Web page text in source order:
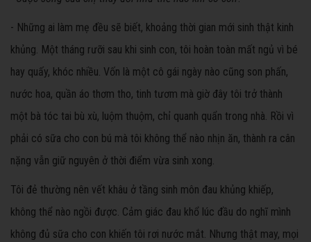
- Những ai làm mẹ đều sẽ biết, khoảng thời gian mới sinh thật kinh
khủng. Một tháng rưỡi sau khi sinh con, tôi hoàn toàn mất ngủ vì bé
hay quấy, khóc nhiều. Vốn là một cô gái ngày nào cũng son phấn,
nước hoa, quần áo thơm tho, tinh tươm mà giờ đây tôi trở thành
một bà tóc tai bù xù, luộm thuộm, chỉ quanh quẩn trong nhà. Rồi vì
phải có sữa cho con bú mà tôi không thể nào nhịn ăn, thành ra cân
nặng vẫn giữ nguyên ở thời điểm vừa sinh xong.
Tôi đẻ thường nên vết khâu ở tầng sinh môn đau khủng khiếp,
không thể nào ngồi được. Cảm giác đau khổ lúc đầu do nghĩ mình
không đủ sữa cho con khiến tôi rơi nước mắt. Nhưng thật may, mọi